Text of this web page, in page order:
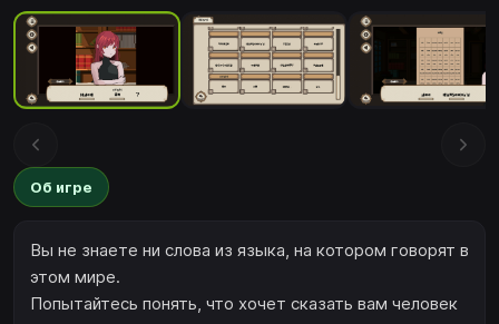
Об игре
Вы не знаете ни слова из языка, на котором говорят в
этом мире.
Попытайтесь понять, что хочет сказать вам человек